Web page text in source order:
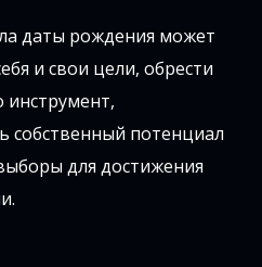
даты рождения может
и свои цели, обрести
инструмент,
собственный потенциал
для достижения